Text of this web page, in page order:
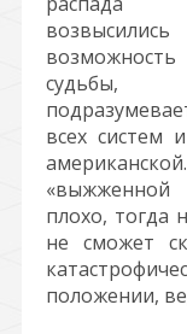
судьбы,
всех систем
плохо, тогда
не сможет
положении,